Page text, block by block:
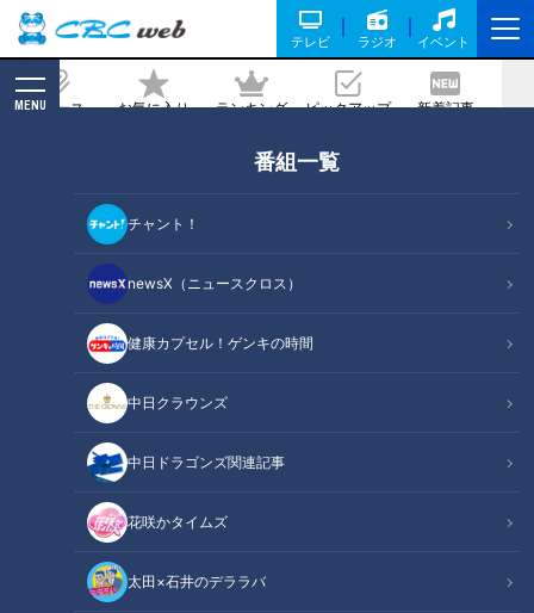
テレビ ラジオ イベント
ニュース お気に入り ランキング ピックアップ 新着記事
MENU
番組一覧
チャント！
newsX（ニュースクロス）
健康カプセル！ゲンキの時間
中日クラウンズ
中日ドラゴンズ関連記事
花咲かタイムズ
太田×石井のデララバ
年はオレだ！」松葉貴大の井上竜初勝利
の裏で結びついた3つの意企
記事に戻る